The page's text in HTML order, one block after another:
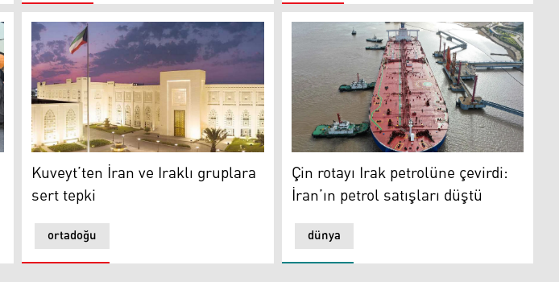
başlayacak
Kuveyt’ten İran ve Iraklı gruplara sert tepki
ortadoğu
Kuveyt’ten İran ve Iraklı gruplara
sert tepki
Çin rotayı Irak petrolüne çevirdi: İran’ın
dünya
Çin rotayı Irak petrolüne çevirdi:
İran’ın petrol satışları düştü